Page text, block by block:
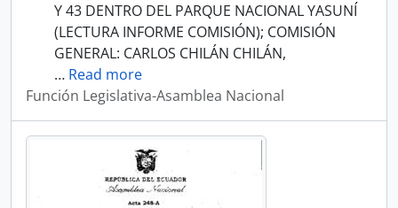
Y 43 DENTRO DEL PARQUE NACIONAL YASUNÍ
(LECTURA INFORME COMISIÓN); COMISIÓN
GENERAL: CARLOS CHILÁN CHILÁN,
… Read more
Función Legislativa-Asamblea Nacional